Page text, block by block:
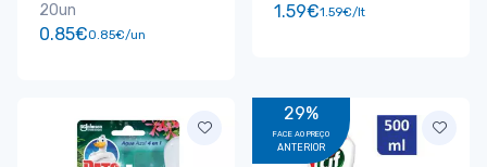
20un
0.85€0.85€/un
1.59€1.59€/lt
29%
FACE AO PREÇO
ANTERIOR